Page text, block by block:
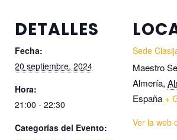
DETALLES
Fecha:
20 septiembre, 2024
Hora:
21:00 - 22:30
Categorías del Evento:
Sede
Maestro
Almería,
España +
Ver la web